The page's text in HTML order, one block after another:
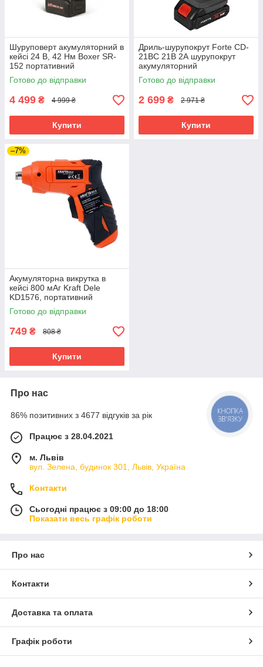
Шуруповерт акумуляторний в
кейсі 24 В, 42 Нм Boxer SR-
152 портативний
акумуляторний шуруповерт
Готово до відправки
4 499 ₴ 4 999 ₴
Купити
Дриль-шурупокрут Fоrte CD-
21BC 21В 2А шурупокрут
акумуляторний
Готово до відправки
2 699 ₴ 2 971 ₴
Купити
–7%
Акумуляторна викрутка в
кейсі 800 мАг Kraft Dele
KD1576, портативний
інструмент
Готово до відправки
749 ₴ 808 ₴
Купити
Про нас
86% позитивних з 4677 відгуків за рік
Працює з 28.04.2021
м. Львів
вул. Зелена, будинок 301, Львів, Україна
Контакти
Сьогодні працює з 09:00 до 18:00
Показати весь графік роботи
Про нас
Контакти
Доставка та оплата
Графік роботи
КНОПКА
ЗВ'ЯЗКУ